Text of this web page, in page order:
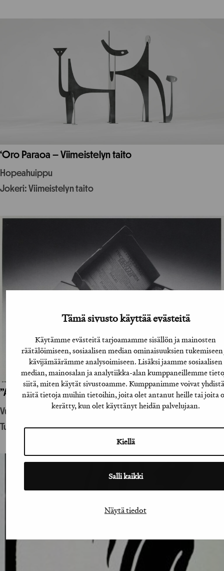
Tämä sivusto käyttää evästeitä
Käytämme evästeitä tarjoamamme sisällön ja mainosten
räätälöimiseen, sosiaalisen median ominaisuuksien
kävijämäärämme analysoimiseen. Lisäksi jaamme sosiaalisen
median, mainosalan ja analytiikka-alan kumppaneillemme
siitä, miten käytät sivustoamme. Kumppanimme voivat
näitä tietoja muihin tietoihin, joita olet antanut heille tai joita
kerätty, kun olet käyttänyt heidän palvelujaan.
Kiellä
Salli kaikki
Näytä tiedot
‘Oro Paraoa – Viimeistelyn taito
Hopeahuippu
Jokeri: Viimeistelyn taito
”A-lehtien suoramainoslähetys”
Vuosikirjatyö
Tuotantohyödykemainonta